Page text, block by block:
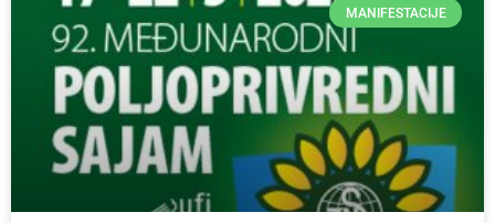
MANIFESTACIJE